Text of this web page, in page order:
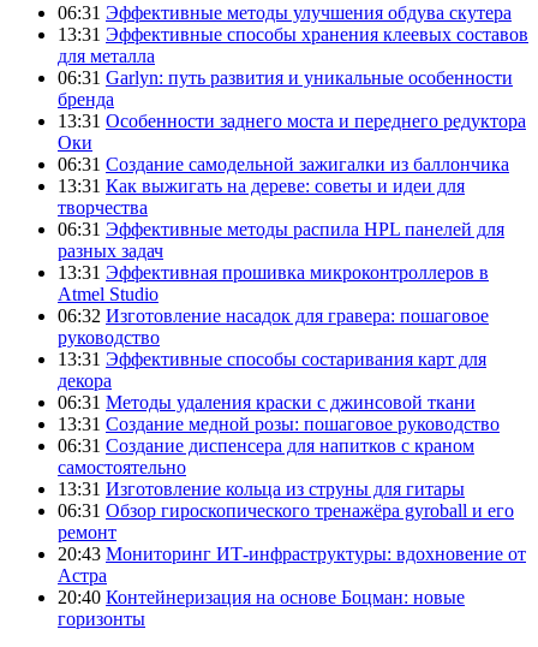
06:31 Эффективные методы улучшения обдува скутера
13:31 Эффективные способы хранения клеевых составов
для металла
06:31 Garlyn: путь развития и уникальные особенности
бренда
13:31 Особенности заднего моста и переднего редуктора
Оки
06:31 Создание самодельной зажигалки из баллончика
13:31 Как выжигать на дереве: советы и идеи для
творчества
06:31 Эффективные методы распила HPL панелей для
разных задач
13:31 Эффективная прошивка микроконтроллеров в
Atmel Studio
06:32 Изготовление насадок для гравера: пошаговое
руководство
13:31 Эффективные способы состаривания карт для
декора
06:31 Методы удаления краски с джинсовой ткани
13:31 Создание медной розы: пошаговое руководство
06:31 Создание диспенсера для напитков с краном
самостоятельно
13:31 Изготовление кольца из струны для гитары
06:31 Обзор гироскопического тренажёра gyroball и его
ремонт
20:43 Мониторинг ИТ-инфраструктуры: вдохновение от
Астра
20:40 Контейнеризация на основе Боцман: новые
горизонты